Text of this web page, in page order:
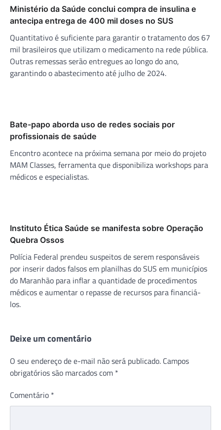
Ministério da Saúde conclui compra de insulina e
antecipa entrega de 400 mil doses no SUS
Quantitativo é suficiente para garantir o tratamento dos 67
mil brasileiros que utilizam o medicamento na rede pública.
Outras remessas serão entregues ao longo do ano,
garantindo o abastecimento até julho de 2024.
Bate-papo aborda uso de redes sociais por
profissionais de saúde
Encontro acontece na próxima semana por meio do projeto
MAM Classes, ferramenta que disponibiliza workshops para
médicos e especialistas.
Instituto Ética Saúde se manifesta sobre Operação
Quebra Ossos
Polícia Federal prendeu suspeitos de serem responsáveis
por inserir dados falsos em planilhas do SUS em municípios
do Maranhão para inflar a quantidade de procedimentos
médicos e aumentar o repasse de recursos para financiá-
los.
Deixe um comentário
O seu endereço de e-mail não será publicado. Campos
obrigatórios são marcados com *
Comentário *